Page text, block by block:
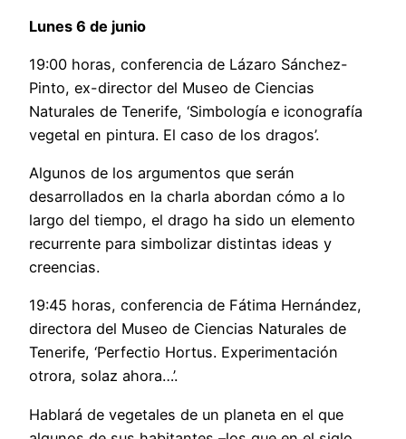
Lunes 6 de junio
19:00 horas, conferencia de Lázaro Sánchez-
Pinto, ex-director del Museo de Ciencias
Naturales de Tenerife, ‘Simbología e iconografía
vegetal en pintura. El caso de los dragos’.
Algunos de los argumentos que serán
desarrollados en la charla abordan cómo a lo
largo del tiempo, el drago ha sido un elemento
recurrente para simbolizar distintas ideas y
creencias.
19:45 horas, conferencia de Fátima Hernández,
directora del Museo de Ciencias Naturales de
Tenerife, ‘Perfectio Hortus. Experimentación
otrora, solaz ahora…’.
Hablará de vegetales de un planeta en el que